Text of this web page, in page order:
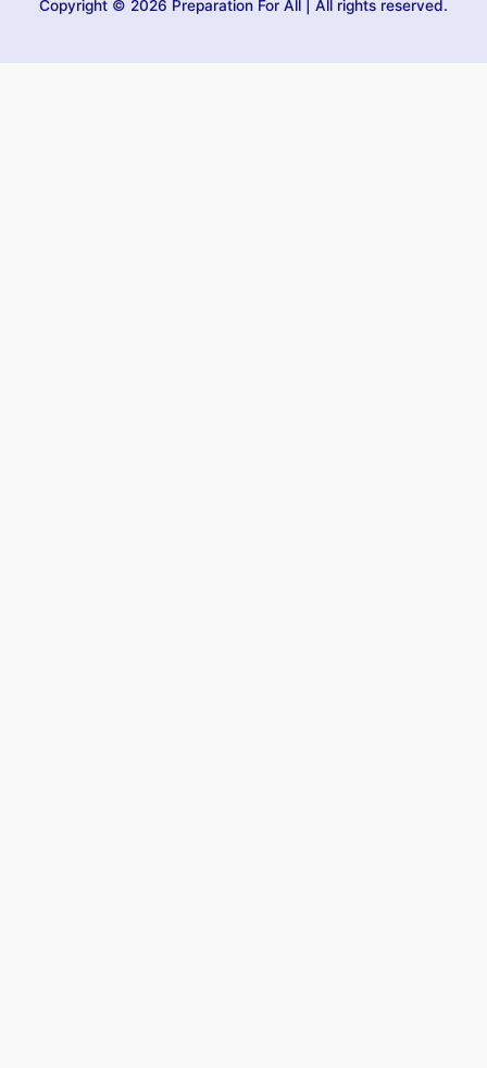
Copyright © 2026 Preparation For All | All rights reserved.